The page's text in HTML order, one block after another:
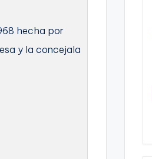
hecha por
y la concejala